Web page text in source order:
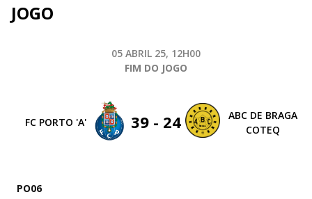
JOGO
05 ABRIL 25, 12H00
FIM DO JOGO
FC PORTO 'A' 39 - 24
ABC DE BRAGA
COTEQ
PO06